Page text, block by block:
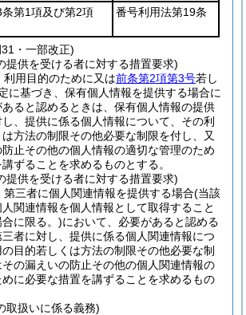
第1項及び第2項 番号利用法第19条
・一部改正)
提供を受ける者に対する措置要求)
利用目的のために又は前条第2項第3号若し
に基づき、保有個人情報を提供する場合に
ると認めるときは、保有個人情報の提供
、提供に係る個人情報について、その利
方法の制限その他必要な制限を付し、又
止その他の個人情報の適切な管理のため
ずることを求めるものとする。
提供を受ける者に対する措置要求)
第三者に個人関連情報を提供する場合(当該
関連情報を個人情報として取得すること
に限る。)において、必要があると認める
者に対し、提供に係る個人関連情報につ
目的若しくは方法の制限その他必要な制
の漏えいの防止その他の個人関連情報の
に必要な措置を講ずることを求めるもの
取扱いに係る義務)